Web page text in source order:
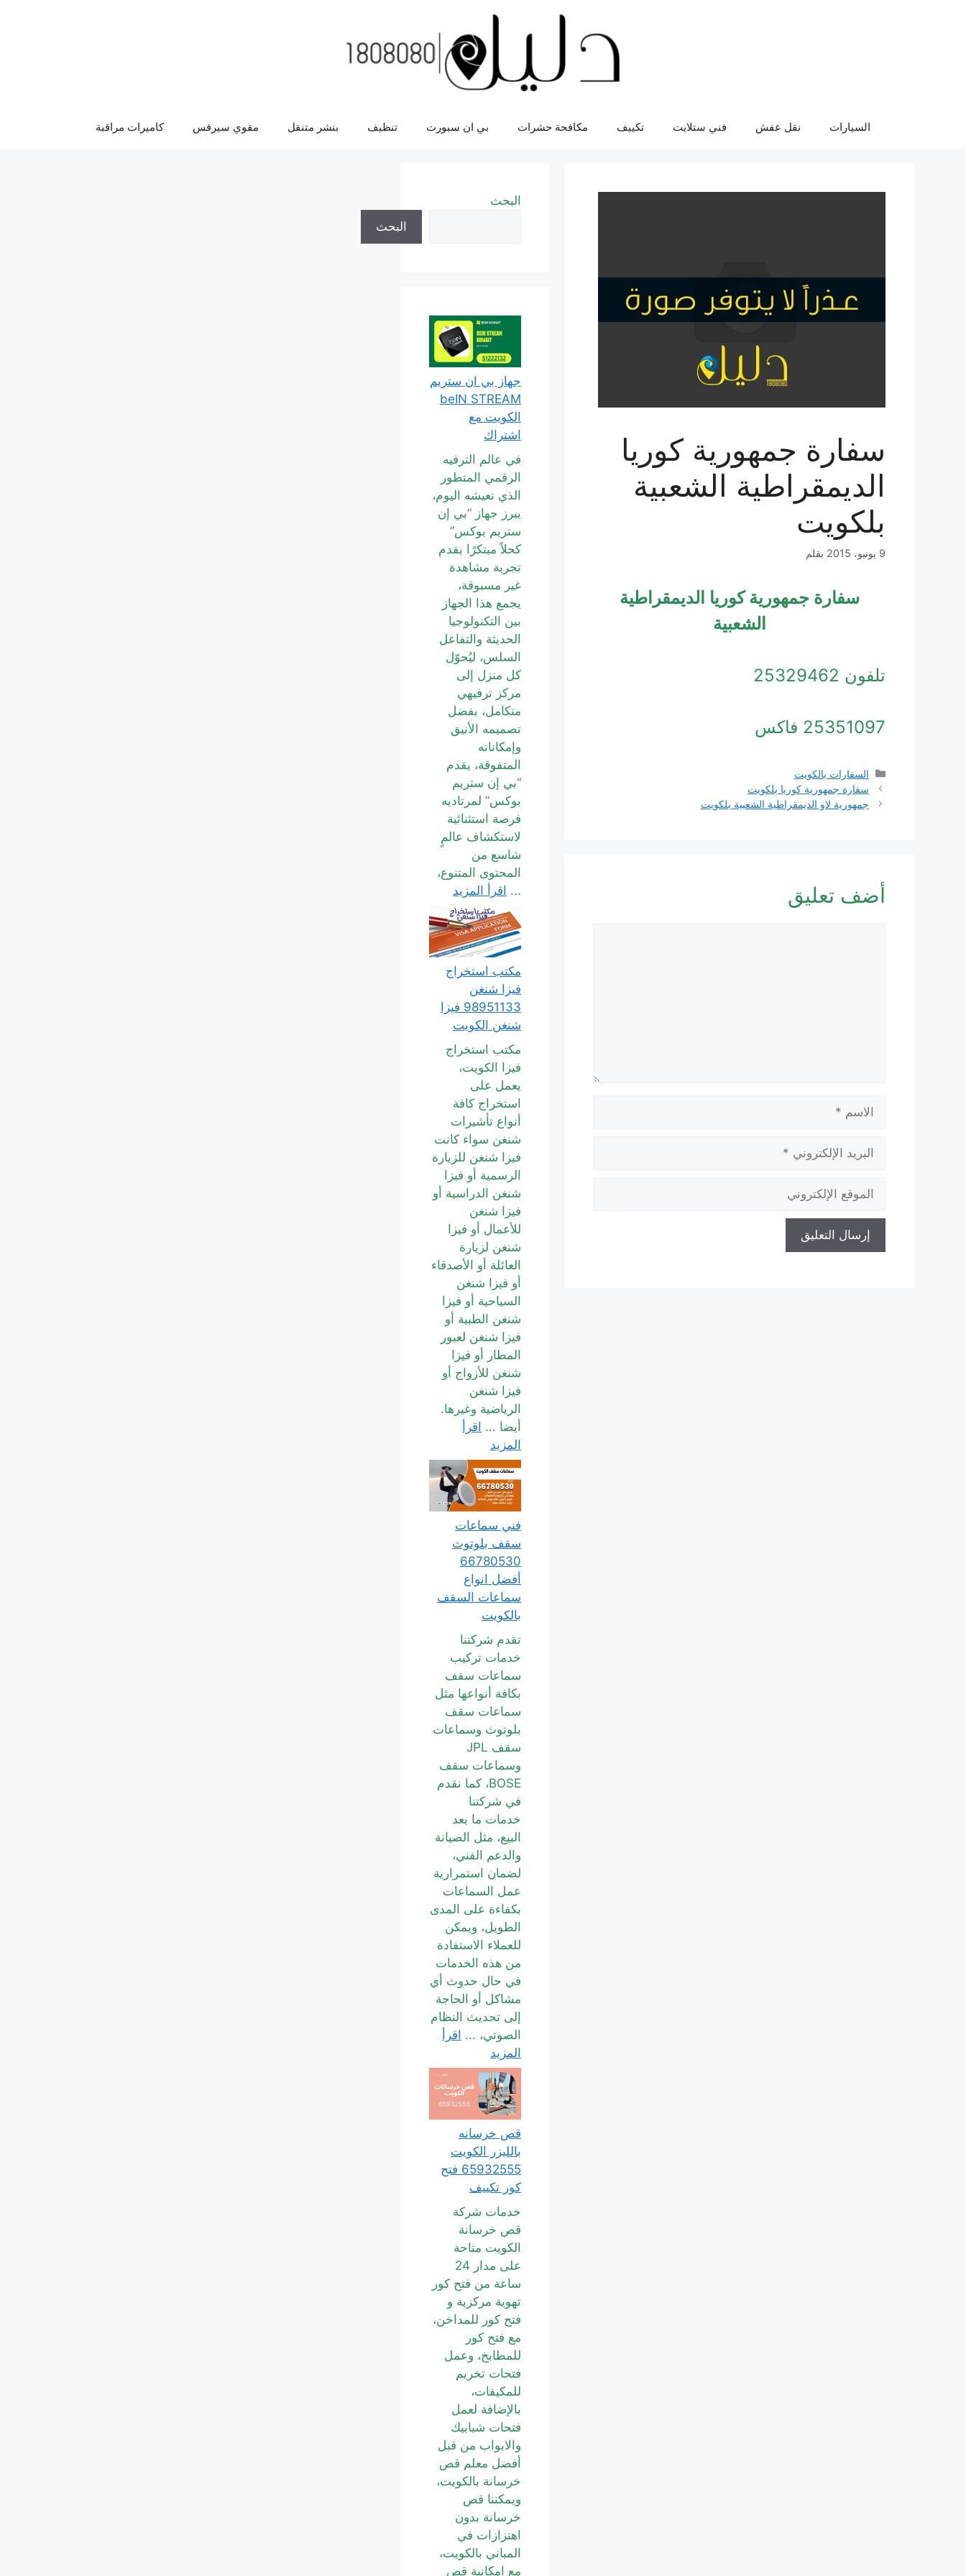
السيارات نقل عفش فني ستلايت تكييف مكافحة حشرات بي ان سبورت تنظيف بنشر متنقل مقوي سيرفس كاميرات مراقبة
سفارة جمهورية كوريا
الديمقراطية الشعبية
بلكويت
9 يونيو، 2015 بقلم
سفارة جمهورية كوريا الديمقراطية
الشعبية
تلفون 25329462
25351097 فاكس
التصنيفات
السفارات بالكويت
سفارة جمهورية كوريا بلكويت
جمهورية لاو الديمقراطية الشعبية بلكويت
أضف تعليق
الإلكتروني
الإلكتروني
البحث
البحث
جهاز بي ان ستريم
beIN STREAM
الكويت مع
اشتراك
في عالم الترفيه
الرقمي المتطور
الذي تعيشه اليوم،
يبرز جهاز “بي إن
ستريم بوكس”
كحلاً مبتكرًا يقدم
تجربة مشاهدة
غير مسبوقة،
يجمع هذا الجهاز
بين التكنولوجيا
الحديثة والتفاعل
السلس، ليُحوّل
كل منزل إلى
مركز ترفيهي
متكامل، بفضل
تصميمه الأنيق
وإمكاناته
المتفوقة، يقدم
“بي إن ستريم
بوكس” لمرتاديه
فرصة استثنائية
لاستكشاف عالمٍ
شاسع من
المحتوى المتنوع،
... اقرأ المزيد
مكتب استخراج
فيزا شنغن
98951133 فيزا
شنغن الكويت
مكتب استخراج
فيزا الكويت،
يعمل على
استخراج كافة
أنواع تأشيرات
شنغن سواء كانت
فيزا شنغن للزيارة
الرسمية أو فيزا
شنغن الدراسية أو
فيزا شنغن
للأعمال أو فيزا
شنغن لزيارة
العائلة أو الأصدقاء
أو فيزا شنغن
السياحية أو فيزا
شنغن الطبية أو
فيزا شنغن لعبور
المطار أو فيزا
شنغن للأزواج أو
فيزا شنغن
الرياضية وغيرها.
أيضا ... اقرأ
المزيد
فني سماعات
سقف بلوتوث
66780530
أفضل انواع
سماعات السقف
بالكويت
تقدم شركتنا
خدمات تركيب
سماعات سقف
بكافة أنواعها مثل
سماعات سقف
بلوتوث وسماعات
سقف JPL
وسماعات سقف
BOSE، كما نقدم
في شركتنا
خدمات ما بعد
البيع، مثل الصيانة
والدعم الفني،
لضمان استمرارية
عمل السماعات
بكفاءة على المدى
الطويل، ويمكن
للعملاء الاستفادة
من هذه الخدمات
في حال حدوث أي
مشاكل أو الحاجة
إلى تحديث النظام
الصوتي، ... اقرأ
المزيد
قص خرسانه
بالليزر الكويت
65932555 فتح
كور تكييف
خدمات شركة
قص خرسانة
الكويت متاحة
على مدار 24
ساعة من فتح كور
تهوية مركزية و
فتح كور للمداخن،
مع فتح كور
للمطابخ، وعمل
فتحات تخريم
للمكيفات،
بالإضافة لعمل
فتحات شبابيك
والابواب من قبل
أفضل معلم قص
خرسانة بالكويت،
ويمكننا قص
خرسانة بدون
اهتزازات في
المباني بالكويت،
مع امكانية قص